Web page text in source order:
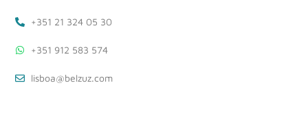
+351 21 324 05 30
+351 912 583 574
lisboa@belzuz.com